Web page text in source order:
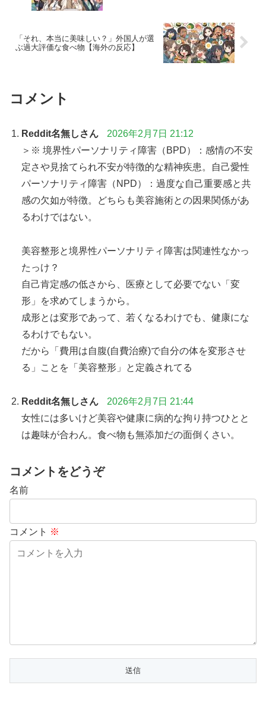
「それ、本当に美味しい？」外国人が選
ぶ過大評価な食べ物【海外の反応】
コメント
Reddit名無しさん
2026年2月7日 21:12
＞※ 境界性パーソナリティ障害（BPD）：感情の不安
定さや見捨てられ不安が特徴的な精神疾患。自己愛性
パーソナリティ障害（NPD）：過度な自己重要感と共
感の欠如が特徴。どちらも美容施術との因果関係があ
るわけではない。
美容整形と境界性パーソナリティ障害は関連性なかっ
たっけ？
自己肯定感の低さから、医療として必要でない「変
形」を求めてしまうから。
成形とは変形であって、若くなるわけでも、健康にな
るわけでもない。
だから「費用は自腹(自費治療)で自分の体を変形させ
る」ことを「美容整形」と定義されてる
Reddit名無しさん
2026年2月7日 21:44
女性には多いけど美容や健康に病的な拘り持つひとと
は趣味が合わん。食べ物も無添加だの面倒くさい。
コメントをどうぞ
名前
コメント ※